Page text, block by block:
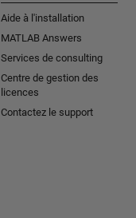
Aide à l'installation
MATLAB Answers
Services de consulting
Centre de gestion des
licences
Contactez le support